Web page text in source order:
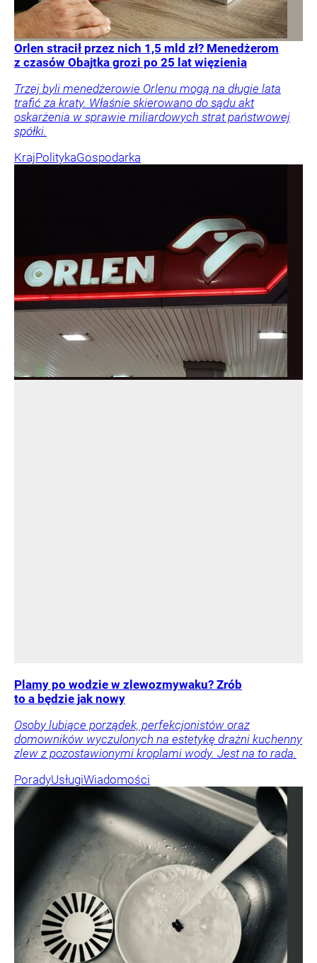
Orlen stracił przez nich 1,5 mld zł? Menedżerom
z czasów Obajtka grozi po 25 lat więzienia
Trzej byli menedżerowie Orlenu mogą na długie lata
trafić za kraty. Właśnie skierowano do sądu akt
oskarżenia w sprawie miliardowych strat państwowej
spółki.
KrajPolitykaGospodarka
Plamy po wodzie w zlewozmywaku? Zrób
to a będzie jak nowy
Osoby lubiące porządek, perfekcjonistów oraz
domowników wyczulonych na estetykę drażni kuchenny
zlew z pozostawionymi kroplami wody. Jest na to rada.
PoradyUsługiWiadomości